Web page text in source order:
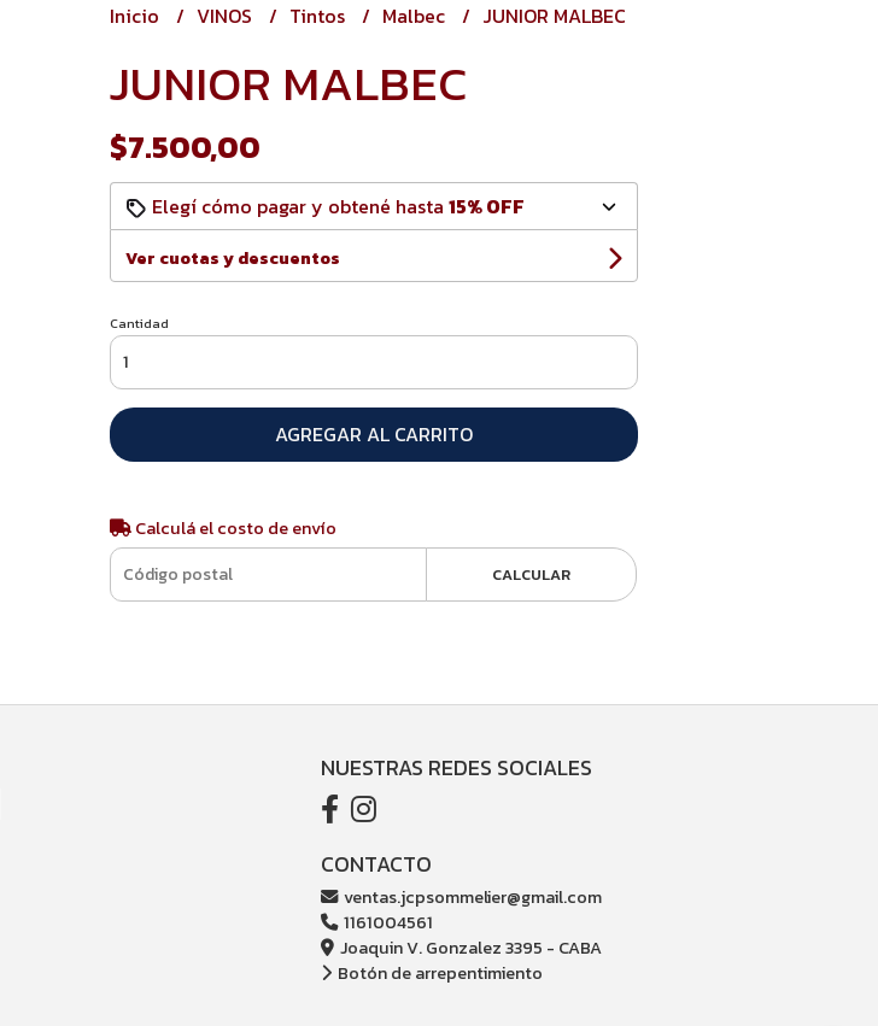
Inicio VINOS Tintos Malbec JUNIOR MALBEC
JUNIOR MALBEC
$7.500,00
Elegí cómo pagar y obtené hasta 15% OFF
Ver cuotas y descuentos
Cantidad
AGREGAR AL CARRITO
Calculá el costo de envío
CALCULAR
NUESTRAS REDES SOCIALES
CONTACTO
ventas.jcpsommelier@gmail.com
1161004561
Joaquin V. Gonzalez 3395 - CABA
Botón de arrepentimiento